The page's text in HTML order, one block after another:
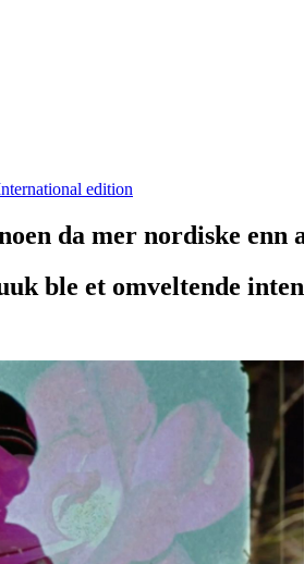
edition
da mer nordiske enn
ble et omveltende